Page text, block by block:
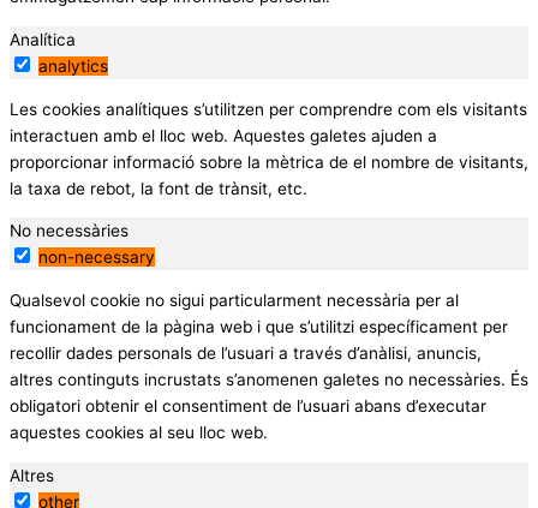
Analítica
analytics
Les cookies analítiques s’utilitzen per comprendre com els visitants
interactuen amb el lloc web. Aquestes galetes ajuden a
proporcionar informació sobre la mètrica de el nombre de visitants,
la taxa de rebot, la font de trànsit, etc.
No necessàries
non-necessary
Qualsevol cookie no sigui particularment necessària per al
funcionament de la pàgina web i que s’utilitzi específicament per
recollir dades personals de l’usuari a través d’anàlisi, anuncis,
altres continguts incrustats s’anomenen galetes no necessàries. És
obligatori obtenir el consentiment de l’usuari abans d’executar
aquestes cookies al seu lloc web.
Altres
other